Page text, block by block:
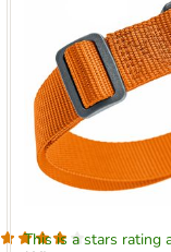
This is a stars rating